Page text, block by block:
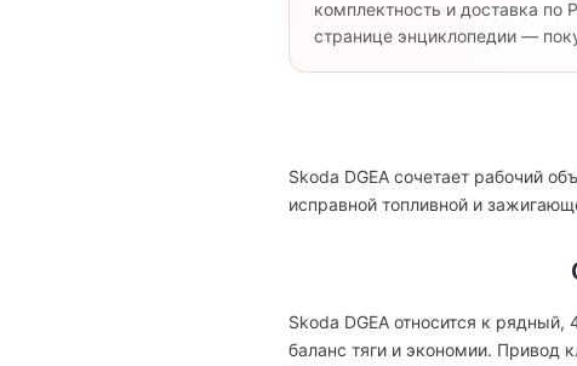
комплектность и доставка по
странице энциклопедии —
Skoda DGEA сочетает рабочий
исправной топливной и
Skoda DGEA относится к
баланс тяги и экономии. Привод